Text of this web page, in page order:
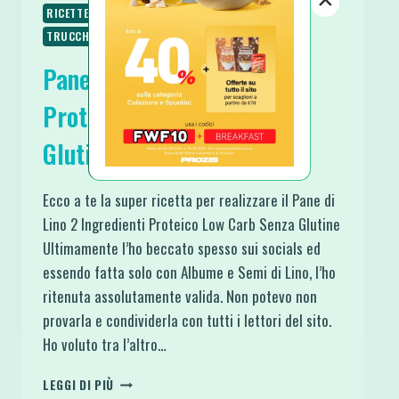
RICETTE SENZA ZUCCHERO
RICETTE VEGETARIANE
TRUCCHI IN CUCINA
Pane di Lino 2 Ingredienti
Proteico Low Carb Senza
Glutine
Ecco a te la super ricetta per realizzare il Pane di
Lino 2 Ingredienti Proteico Low Carb Senza Glutine
Ultimamente l’ho beccato spesso sui socials ed
essendo fatta solo con Albume e Semi di Lino, l’ho
ritenuta assolutamente valida. Non potevo non
provarla e condividerla con tutti i lettori del sito.
Ho voluto tra l’altro…
LEGGI DI PIÙ PANE